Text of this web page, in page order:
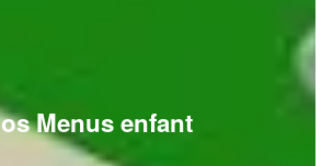
Menus enfant